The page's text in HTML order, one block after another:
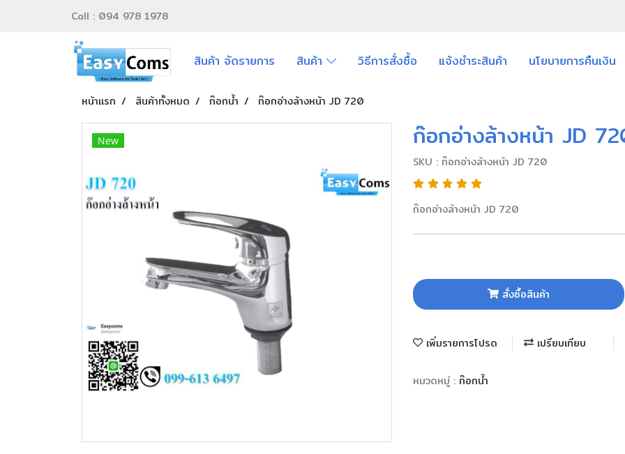
Call : 094 978 1978
สินค้า จัดรายการ สินค้า วิธีการสั่งซื้อ แจ้งชำระสินค้า นโยบายการคืนเงิน
หน้าแรก สินค้าทั้งหมด ก๊อกน้ำ ก๊อกอ่างล้างหน้า JD 720
New ก๊อกอ่างล้างหน้า JD
SKU : ก๊อกอ่างล้างหน้า JD 720
ก๊อกอ่างล้างหน้า JD 720
สั่งซื้อสินค้า
เพิ่มรายการโปรด เปรียบเทียบ
หมวดหมู่ : ก๊อกน้ำ